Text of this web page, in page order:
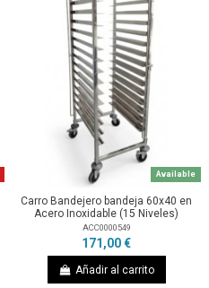
Available
Carro Bandejero bandeja 60x40 en
Acero Inoxidable (15 Niveles)
ACC0000549
171,00 €
Añadir al carrito